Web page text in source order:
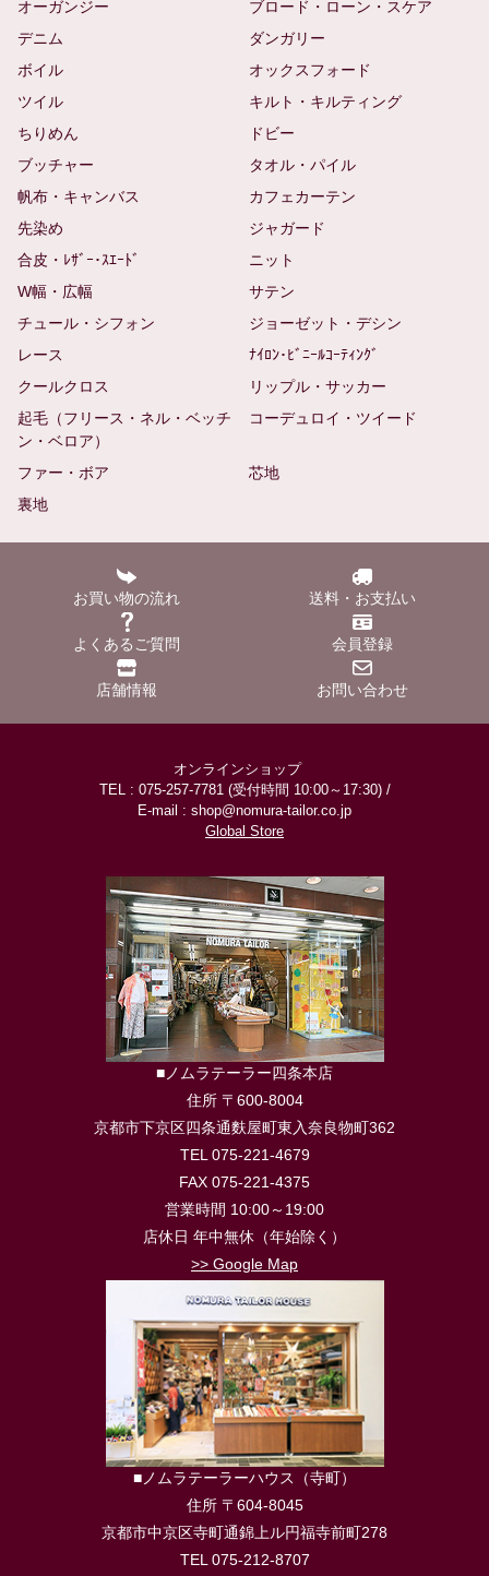
オーガンジー
ブロード・ローン・スケア
デニム
ダンガリー
ボイル
オックスフォード
ツイル
キルト・キルティング
ちりめん
ドビー
ブッチャー
タオル・パイル
帆布・キャンバス
カフェカーテン
先染め
ジャガード
合皮・ﾚｻﾞｰ･ｽｴｰﾄﾞ
ニット
W幅・広幅
サテン
チュール・シフォン
ジョーゼット・デシン
レース
ﾅｲﾛﾝ･ﾋﾞﾆｰﾙｺｰﾃｨﾝｸﾞ
クールクロス
リップル・サッカー
起毛（フリース・ネル・ベッチ
ン・ベロア）
コーデュロイ・ツイード
ファー・ボア
芯地
裏地
お買い物の流れ 送料・お支払い
よくあるご質問 会員登録
店舗情報 お問い合わせ
オンラインショップ
TEL : 075-257-7781 (受付時間 10:00～17:30) /
E-mail : shop@nomura-tailor.co.jp
Global Store
■ノムラテーラー四条本店
住所 〒600-8004
京都市下京区四条通麩屋町東入奈良物町362
TEL 075-221-4679
FAX 075-221-4375
営業時間 10:00～19:00
店休日 年中無休（年始除く）
>> Google Map
■ノムラテーラーハウス（寺町）
住所 〒604-8045
京都市中京区寺町通錦上ル円福寺前町278
TEL 075-212-8707